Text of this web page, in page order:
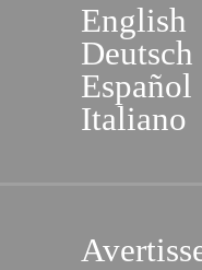
English
Deutsch
Español
Italiano